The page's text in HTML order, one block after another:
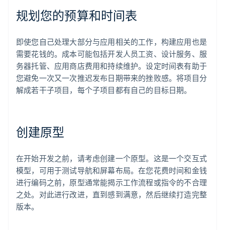
规划您的预算和时间表
即使您自己处理大部分与应用相关的工作，构建应用也是
需要花钱的。成本可能包括开发人员工资、设计服务、服
务器托管、应用商店费用和持续维护。设定时间表有助于
您避免一次又一次推迟发布日期带来的挫败感。将项目分
解成若干子项目，每个子项目都有自己的目标日期。
创建原型
在开始开发之前，请考虑创建一个原型。这是一个交互式
模型，可用于测试导航和屏幕布局。在您花费时间和金钱
进行编码之前，原型通常能揭示工作流程或指令的不合理
之处。对此进行改进，直到感到满意，然后继续打造完整
版本。